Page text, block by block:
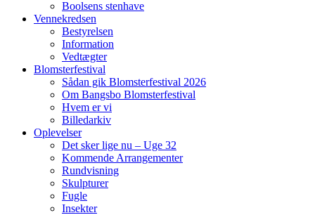
Boolsens stenhave
Vennekredsen
Bestyrelsen
Information
Vedtægter
Blomsterfestival
Sådan gik Blomsterfestival 2026
Om Bangsbo Blomsterfestival
Hvem er vi
Billedarkiv
Oplevelser
Det sker lige nu – Uge 32
Kommende Arrangementer
Rundvisning
Skulpturer
Fugle
Insekter